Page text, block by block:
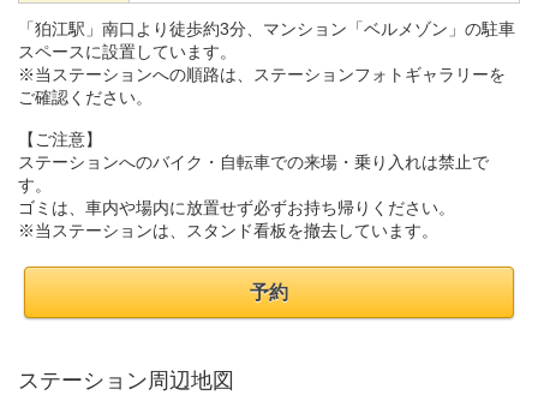
「狛江駅」南口より徒歩約3分、マンション「ベルメゾン」の駐車
スペースに設置しています。
※当ステーションへの順路は、ステーションフォトギャラリーを
ご確認ください。
【ご注意】
ステーションへのバイク・自転車での来場・乗り入れは禁止で
す。
ゴミは、車内や場内に放置せず必ずお持ち帰りください。
※当ステーションは、スタンド看板を撤去しています。
予約
ステーション周辺地図